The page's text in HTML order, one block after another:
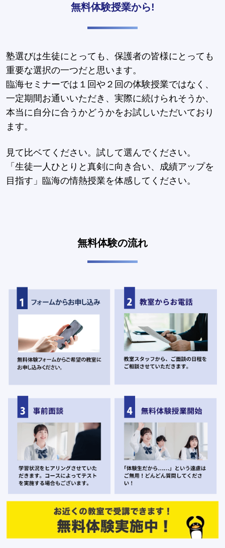
無料体験授業から!
塾選びは生徒にとっても、保護者の皆様にとっても
重要な選択の一つだと思います。
臨海セミナーでは１回や２回の体験授業ではなく、
一定期間お通いいただき、実際に続けられそうか、
本当に自分に合うかどうかをお試しいただいており
ます。
見て比ベてください。試して選んでください。
「生徒一人ひとりと真剣に向き合い、成績アップを
目指す」臨海の情熱授業を体感してください。
無料体験の流れ